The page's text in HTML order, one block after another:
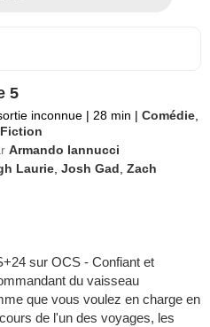
5
inconnue | 28 min | Comédie
Armando Iannucci
Laurie ,Josh Gad ,Zach
sur OCS - Confiant et
du vaisseau
que vous voulez en charge en
de l'un des voyages, les